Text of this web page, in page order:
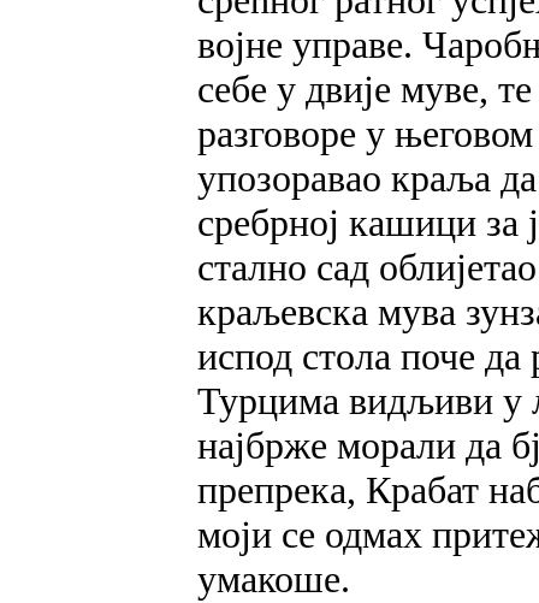
војне управе.
себе у двије муве,
разговоре у
упозоравао краља
сребрној кашици за
стално сад
краљевска мува
испод стола поче
Турцима видљиви у
најбрже морали да
препрека, Крабат
моји се одмах
умакоше.